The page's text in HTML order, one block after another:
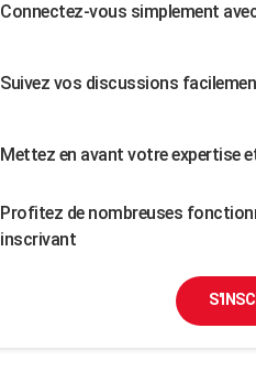
Connectez-vous simplement
Suivez vos discussions
Mettez en avant votre expertise
Profitez de nombreuses
inscrivant